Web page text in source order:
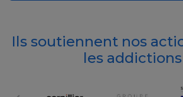
Ils soutiennent nos
les addictions